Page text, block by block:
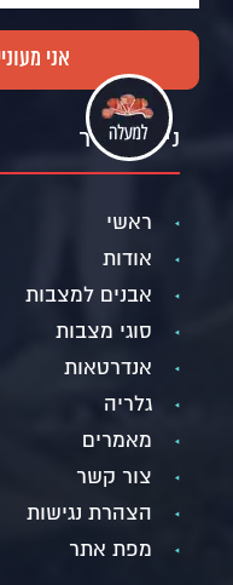
ניווט מהיר
ראשי
אודות
אבנים למצבות
סוגי מצבות
אנדרטאות
גלריה
מאמרים
צור קשר
הצהרת נגישות
מפת אתר